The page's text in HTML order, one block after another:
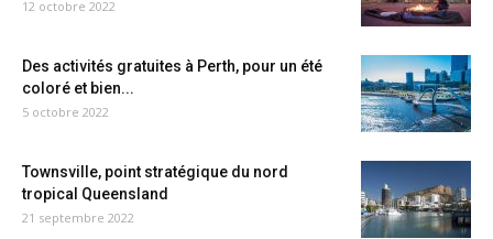
12 octobre 2022
Des activités gratuites à Perth, pour un été
coloré et bien...
5 octobre 2022
Townsville, point stratégique du nord
tropical Queensland
21 septembre 2022